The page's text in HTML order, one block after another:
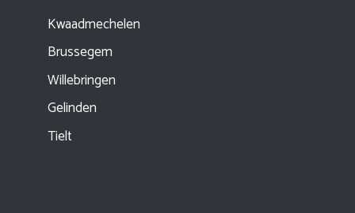
Kwaadmechelen
Brussegem
Willebringen
Gelinden
Tielt